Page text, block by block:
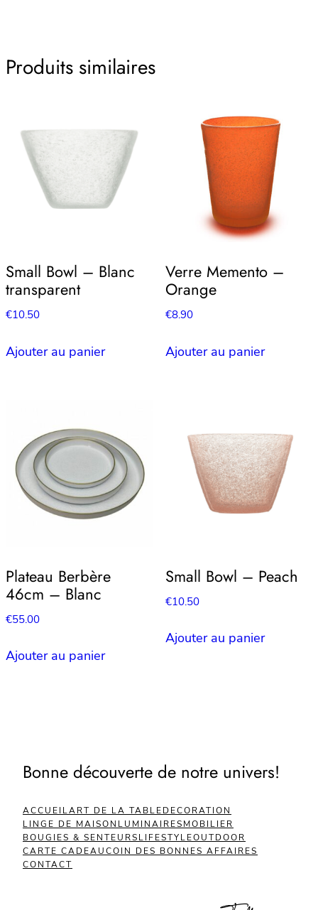
Produits similaires
Small Bowl – Blanc
transparent
€10.50
Ajouter au panier
Verre Memento –
Orange
€8.90
Ajouter au panier
Plateau Berbère
46cm – Blanc
€55.00
Ajouter au panier
Small Bowl – Peach
€10.50
Ajouter au panier
Bonne découverte de notre univers!
ACCUEILART DE LA TABLEDECORATION
LINGE DE MAISON LUMINAIRESMOBILIER
BOUGIES & SENTEURSLIFESTYLEOUTDOOR
CARTE CADEAUCOIN DES BONNES AFFAIRES
CONTACT